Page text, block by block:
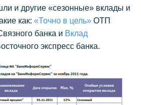
и другие «сезонные» вклады и
как: «Точно в цель» ОТП
банка и Вклад
экспресс банка.